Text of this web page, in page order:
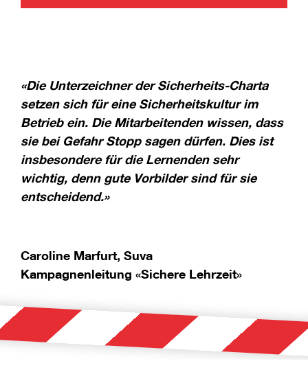
«Die Unterzeichner der Sicherheits-Charta
setzen sich für eine Sicherheitskultur im
Betrieb ein. Die Mitarbeitenden wissen, dass
sie bei Gefahr Stopp sagen dürfen. Dies ist
insbesondere für die Lernenden sehr
wichtig, denn gute Vorbilder sind für sie
entscheidend.»
Caroline Marfurt, Suva
Kampagnenleitung «Sichere Lehrzeit»